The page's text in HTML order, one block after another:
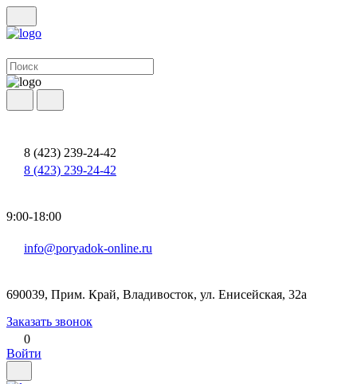
8 (423) 239-24-42
8 (423) 239-24-42
9:00-18:00
info@poryadok-online.ru
690039, Прим. Край, Владивосток, ул. Енисейская, 32а
Заказать звонок
0
Войти